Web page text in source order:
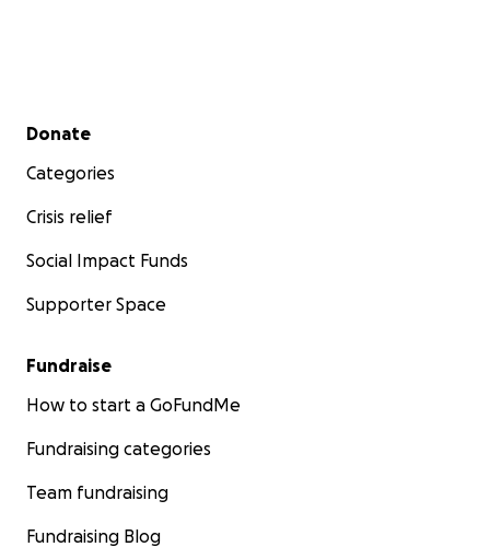
Secondary menu
Donate
Categories
Crisis relief
Social Impact Funds
Supporter Space
Fundraise
How to start a GoFundMe
Fundraising categories
Team fundraising
Fundraising Blog